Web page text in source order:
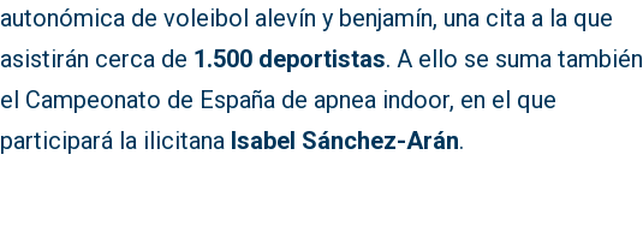
autonómica de voleibol alevín y benjamín, una cita a la que
asistirán cerca de 1.500 deportistas. A ello se suma también
el Campeonato de España de apnea indoor, en el que
participará la ilicitana Isabel Sánchez-Arán.